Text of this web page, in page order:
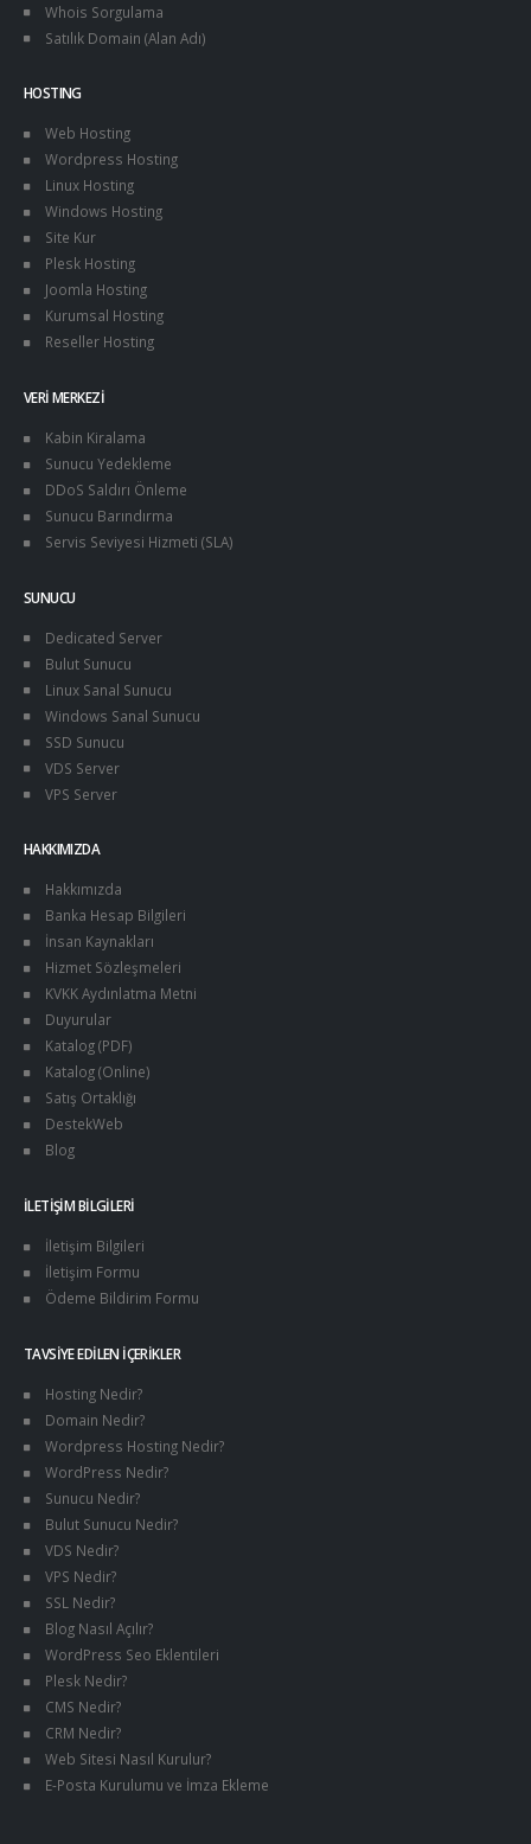
Whois Sorgulama
Satılık Domain (Alan Adı)
HOSTING
Web Hosting
Wordpress Hosting
Linux Hosting
Windows Hosting
Site Kur
Plesk Hosting
Joomla Hosting
Kurumsal Hosting
Reseller Hosting
VERI MERKEZI
Kabin Kiralama
Sunucu Yedekleme
DDoS Saldırı Önleme
Sunucu Barındırma
Servis Seviyesi Hizmeti (SLA)
SUNUCU
Dedicated Server
Bulut Sunucu
Linux Sanal Sunucu
Windows Sanal Sunucu
SSD Sunucu
VDS Server
VPS Server
HAKKIMIZDA
Hakkımızda
Banka Hesap Bilgileri
İnsan Kaynakları
Hizmet Sözleşmeleri
KVKK Aydınlatma Metni
Duyurular
Katalog (PDF)
Katalog (Online)
Satış Ortaklığı
DestekWeb
Blog
İLETIŞIM BILGILERI
İletişim Bilgileri
İletişim Formu
Ödeme Bildirim Formu
TAVSIYE EDILEN İÇERIKLER
Hosting Nedir?
Domain Nedir?
Wordpress Hosting Nedir?
WordPress Nedir?
Sunucu Nedir?
Bulut Sunucu Nedir?
VDS Nedir?
VPS Nedir?
SSL Nedir?
Blog Nasıl Açılır?
WordPress Seo Eklentileri
Plesk Nedir?
CMS Nedir?
CRM Nedir?
Web Sitesi Nasıl Kurulur?
E-Posta Kurulumu ve İmza Ekleme